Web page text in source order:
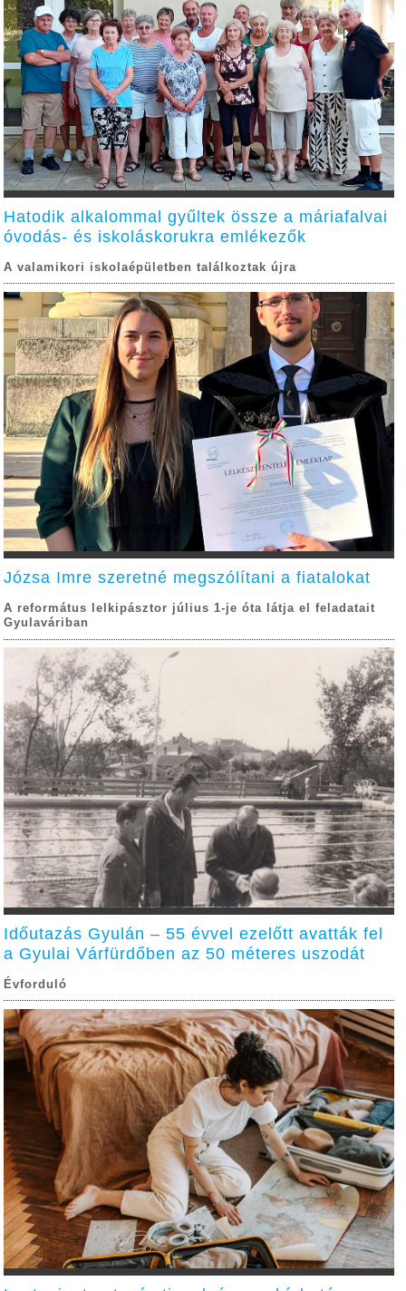
Hatodik alkalommal gyűltek össze a máriafalvai
óvodás- és iskoláskorukra emlékezők
A valamikori iskolaépületben találkoztak újra
Józsa Imre szeretné megszólítani a fiatalokat
A református lelkipásztor július 1-je óta látja el feladatait
Gyulaváriban
Időutazás Gyulán – 55 évvel ezelőtt avatták fel
a Gyulai Várfürdőben az 50 méteres uszodát
Évforduló